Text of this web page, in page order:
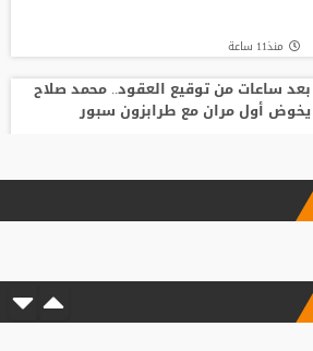
منذ11 ساعة
بعد ساعات من توقيع العقود.. محمد صلاح
يخوض أول مران مع طرابزون سبور
بعد رفض السعودية.. نادٍ فرنسي يتوصل